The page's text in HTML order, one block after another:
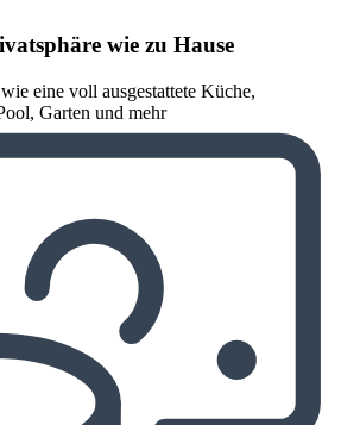
wie zu Hause
eine voll ausgestattete Küche,
Garten und mehr